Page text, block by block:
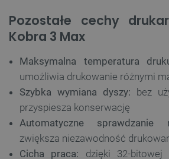
Pozostałe cechy
Kobra 3 Max
Maksymalna temperatura
umożliwia drukowanie różnymi
Szybka wymiana dyszy: bez
przyspiesza konserwację
Automatyczne sprawdzanie
zwiększa niezawodność
Cicha praca: dzięki 32-bitowej
jak logowanie użytkownika i
Bez niezbędnych plików cookie nie
prawidłowo korzystać ze strony
Nazwa
_lb